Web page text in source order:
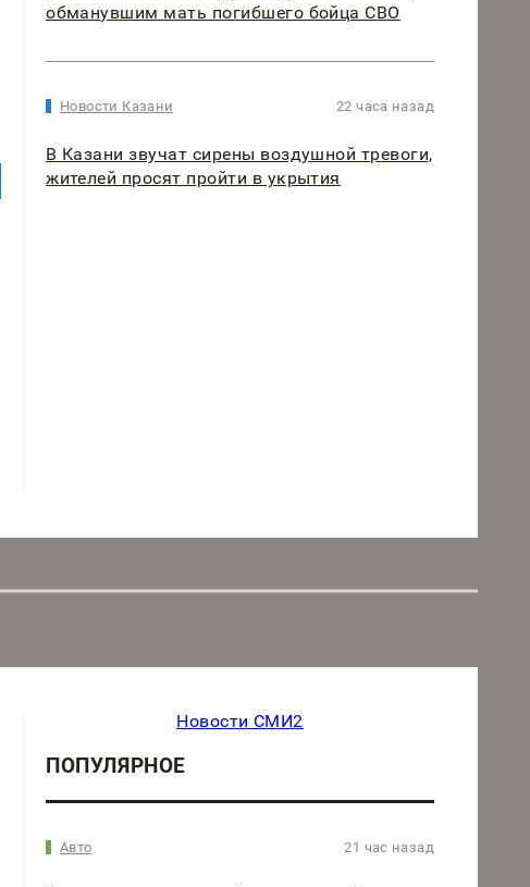
обманувшим мать погибшего бойца СВО
Новости Казани 22 часа назад
В Казани звучат сирены воздушной тревоги,
жителей просят пройти в укрытия
Новости СМИ2
ПОПУЛЯРНОЕ
Авто 21 час назад